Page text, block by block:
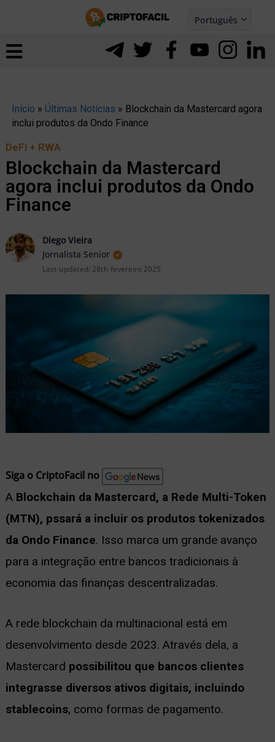
Português
Español
Início » Últimas Notícias » Blockchain da Mastercard agora
inclui produtos da Ondo Finance
DeFI + RWA
Blockchain da Mastercard
agora inclui produtos da Ondo
Finance
Diego Vieira
Jornalista Senior
Last updated: 28th fevereiro 2025
Siga o CriptoFacil no
ABlockchain da Mastercard, a Rede Multi-Token
(MTN), pssará a incluir os produtos tokenizados
da Ondo Finance. Isso marca um grande avanço
para a integração entre bancos tradicionais à
economia das finanças descentralizadas.
A rede blockchain da multinacional está em
desenvolvimento desde 2023. Através dela, a
Mastercard possibilitou que bancos clientes
integrasse diversos ativos digitais, incluindo
stablecoins, como formas de pagamento.